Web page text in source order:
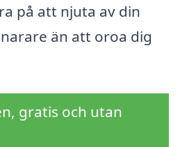
på att njuta av din
än att oroa dig
gratis och utan